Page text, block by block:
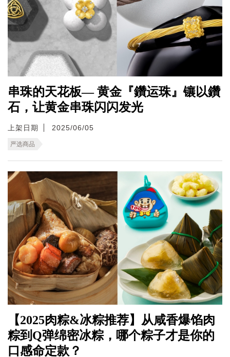
串珠的天花板— 黄金『鑽运珠』镶以鑽
石，让黄金串珠闪闪发光
上架日期 2025/06/05
严选商品
【2025肉粽&冰粽推荐】从咸香爆馅肉
粽到Q弹绵密冰粽，哪个粽子才是你的
口感命定款？